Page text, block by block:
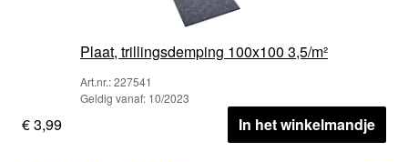
Plaat, trillingsdemping 100x100 3,5/m²
Art.nr.: 227541
Geldig vanaf: 10/2023
€ 3,99 In het winkelmandje